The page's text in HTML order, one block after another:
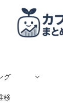
グ
移